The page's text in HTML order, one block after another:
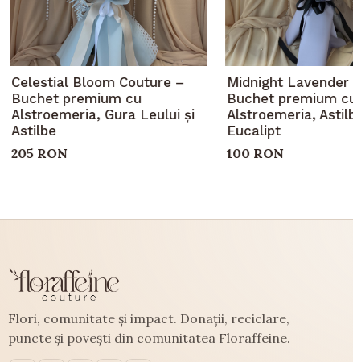
Celestial Bloom Couture –
Buchet premium cu
Alstroemeria, Gura Leului și
Astilbe
205 RON
Midnight
Buchet premium
Alstroemeria,
Eucalipt
100 RON
Flori, comunitate și impact. Donații, reciclare,
puncte și povești din comunitatea Floraffeine.